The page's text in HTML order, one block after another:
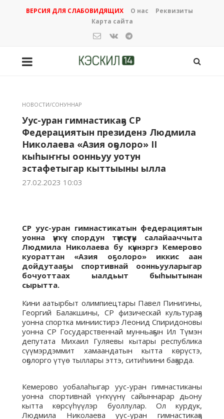
ВЕРСИЯ ДЛЯ СЛАБОВИДЯЩИХ О нас
Реквизиты
Карта сайта
НОВОСТИ/СОНУННАР
Уус-уран гимнастикаҕа СР
Федерациятын президенэ Людмила
Николаева «Азия оҕолоро» II
кыһыҥҥы оонньуу уотун
эстафетыгар кыттыыны ылла
27.02.2023 10:03
СР уус-уран гимнастикатын федерациятын
уонна үҥкүү спордун түмсүүтүн салайааччыта
Людмила Николаева бу күннэргэ Кемерово
куораттан «Азия оҕолоро» иккис аан
дойдутааҕы спортивнай оонньууларыгар
бочуоттаах ыалдьыт быһыытынан
сырытта.
Кини аатырбыт олимпиецтары Павел Пинигины,
Георгий Балакшины, СР физическай культураҕа
уонна спортка миниистирэ Леонид Спиридоновы
уонна СР Государственнай мунньаҕын Ил Түмэн
депутата Михаил Гуляевы кытары республика
сүүмэрдэммит хамаандатын кытта көрүстэ,
оҕолорго үтүө тыллары эттэ, ситиһиини баҕарда.
Кемерово уобалаһыгар уус-уран гимнастиканы
уонна спортивнай үҥкүүнү сайыннарар дьону
кытта көрсүһүүлэр буоллулар. Ол курдук,
Людмила Николаева уус-уран гимнастикаҕа